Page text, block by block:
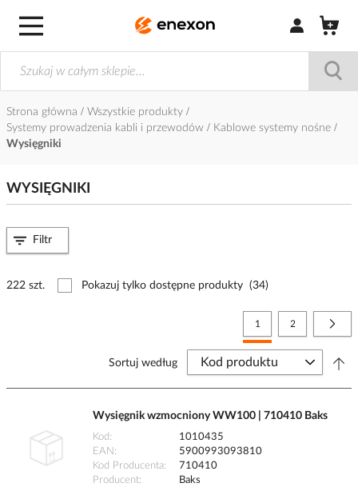
Zaloguj się /
Strona główna
Wszystkie produkty
Systemy prowadzenia kabli i przewodów
Kablowe systemy nośne
Wysięgniki
WYSIĘGNIKI
222 szt. Pokazuj tylko dostępne produkty (34)
Strona
Aktualnie czytasz stronę
1 Strona
2
Sortuj według
Wysięgnik wzmocniony WW100 | 710410 Baks
Kod
1010435
EAN
5900993093810
Kod Producenta
710410
Producent
Baks
Filtr